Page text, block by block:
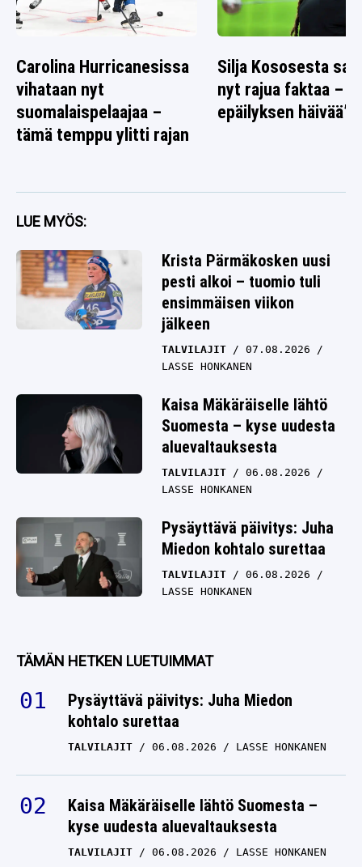
Carolina Hurricanesissa
vihataan nyt
suomalaispelaajaa –
tämä temppu ylitti rajan
Silja Kososesta
nyt rajua faktaa –
epäilyksen häivää”
LUE MYÖS:
Krista Pärmäkosken uusi
pesti alkoi – tuomio tuli
ensimmäisen viikon
jälkeen
TALVILAJIT
07.08.2026
LASSE HONKANEN
Kaisa Mäkäräiselle lähtö
Suomesta – kyse uudesta
aluevaltauksesta
TALVILAJIT
06.08.2026
LASSE HONKANEN
Pysäyttävä päivitys: Juha
Miedon kohtalo surettaa
TALVILAJIT
06.08.2026
LASSE HONKANEN
TÄMÄN HETKEN LUETUIMMAT
Pysäyttävä päivitys: Juha Miedon
kohtalo surettaa
TALVILAJIT 06.08.2026 LASSE HONKANEN
Kaisa Mäkäräiselle lähtö Suomesta –
kyse uudesta aluevaltauksesta
TALVILAJIT 06.08.2026 LASSE HONKANEN